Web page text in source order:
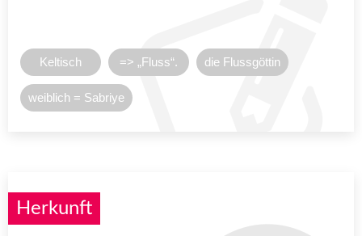
Keltisch => „Fluss“. die Flussgöttin
weiblich = Sabriye
Herkunft